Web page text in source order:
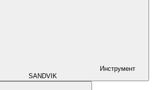
Инструмент
SANDVIK